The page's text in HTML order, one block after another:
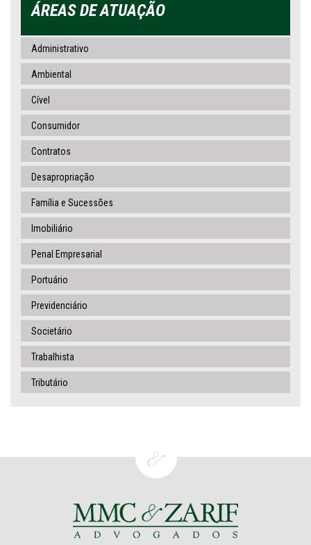
ÁREAS DE ATUAÇÃO
Administrativo
Ambiental
Cível
Consumidor
Contratos
Desapropriação
Família e Sucessões
Imobiliário
Penal Empresarial
Portuário
Previdenciário
Societário
Trabalhista
Tributário